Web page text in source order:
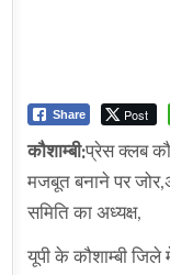
Share Post
कौशाम्बी:प्रेस क्लब
मजबूत बनाने पर
समिति का अध्यक्ष,
यूपी के कौशाम्बी